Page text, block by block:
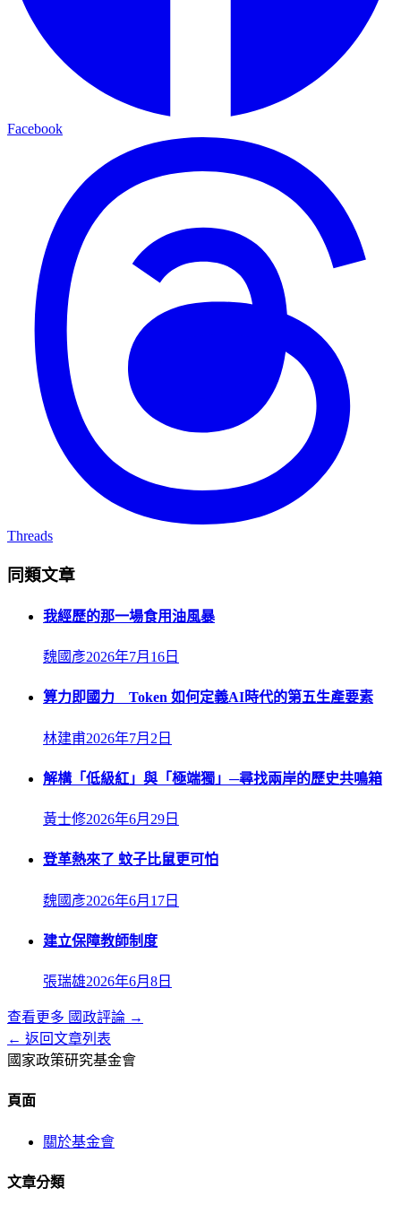
Facebook
Threads
同類文章
我經歷的那一場食用油風暴
魏國彥2026年7月16日
算力即國力 Token 如何定義AI時代的第五生產要素
林建甫2026年7月2日
解構「低級紅」與「極端獨」─尋找兩岸的歷史共鳴箱
黃士修2026年6月29日
登革熱來了 蚊子比鼠更可怕
魏國彥2026年6月17日
建立保障教師制度
張瑞雄2026年6月8日
查看更多 國政評論 →
← 返回文章列表
國家政策研究基金會
頁面
關於基金會
文章分類